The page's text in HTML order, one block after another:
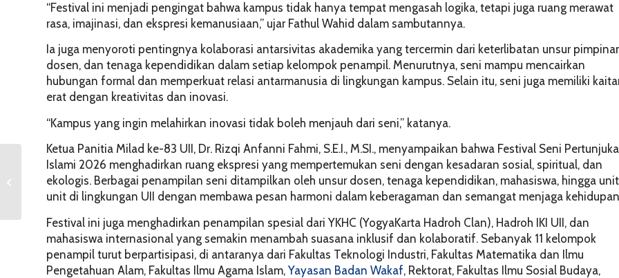
“Festival ini menjadi pengingat bahwa kampus tidak hanya tempat mengasah logika, tetapi juga ruang merawat
rasa, imajinasi, dan ekspresi kemanusiaan,” ujar Fathul Wahid dalam sambutannya.
Ia juga menyoroti pentingnya kolaborasi antarsivitas akademika yang tercermin dari keterlibatan unsur
dosen, dan tenaga kependidikan dalam setiap kelompok penampil. Menurutnya, seni mampu mencairkan
hubungan formal dan memperkuat relasi antarmanusia di lingkungan kampus. Selain itu, seni juga memiliki
erat dengan kreativitas dan inovasi.
“Kampus yang ingin melahirkan inovasi tidak boleh menjauh dari seni,” katanya.
Ketua Panitia Milad ke-83 UII, Dr. Rizqi Anfanni Fahmi, S.E.I., M.SI., menyampaikan bahwa Festival Seni
Islami 2026 menghadirkan ruang ekspresi yang mempertemukan seni dengan kesadaran sosial, spiritual, dan
ekologis. Berbagai penampilan seni ditampilkan oleh unsur dosen, tenaga kependidikan, mahasiswa, hingga
unit di lingkungan UII dengan membawa pesan harmoni dalam keberagaman dan semangat menjaga
Festival ini juga menghadirkan penampilan spesial dari YKHC (YogyaKarta Hadroh Clan), Hadroh IKI UII, dan
mahasiswa internasional yang semakin menambah suasana inklusif dan kolaboratif. Sebanyak 11 kelompok
penampil turut berpartisipasi, di antaranya dari Fakultas Teknologi Industri, Fakultas Matematika dan Ilmu
Pengetahuan Alam, Fakultas Ilmu Agama Islam, Yayasan Badan Wakaf, Rektorat, Fakultas Ilmu Sosial Budaya,
JNE Content
Competition 2026: Ajak
Mahasiswa UII Ubah Ide
Jadi Karya Bercer...